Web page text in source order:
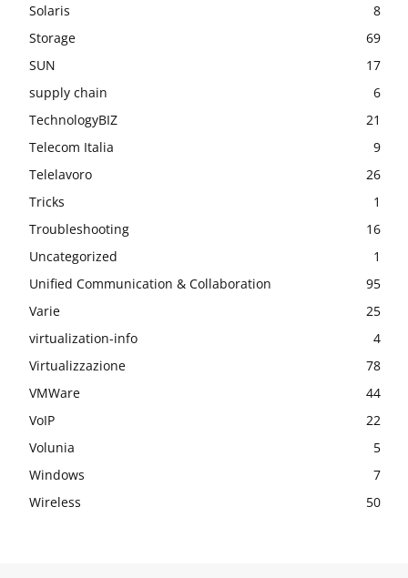
Solaris
8
Storage
69
SUN
17
supply chain
6
TechnologyBIZ
21
Telecom Italia
9
Telelavoro
26
Tricks
1
Troubleshooting
16
Uncategorized
1
Unified Communication & Collaboration
95
Varie
25
virtualization-info
4
Virtualizzazione
78
VMWare
44
VoIP
22
Volunia
5
Windows
7
Wireless
50